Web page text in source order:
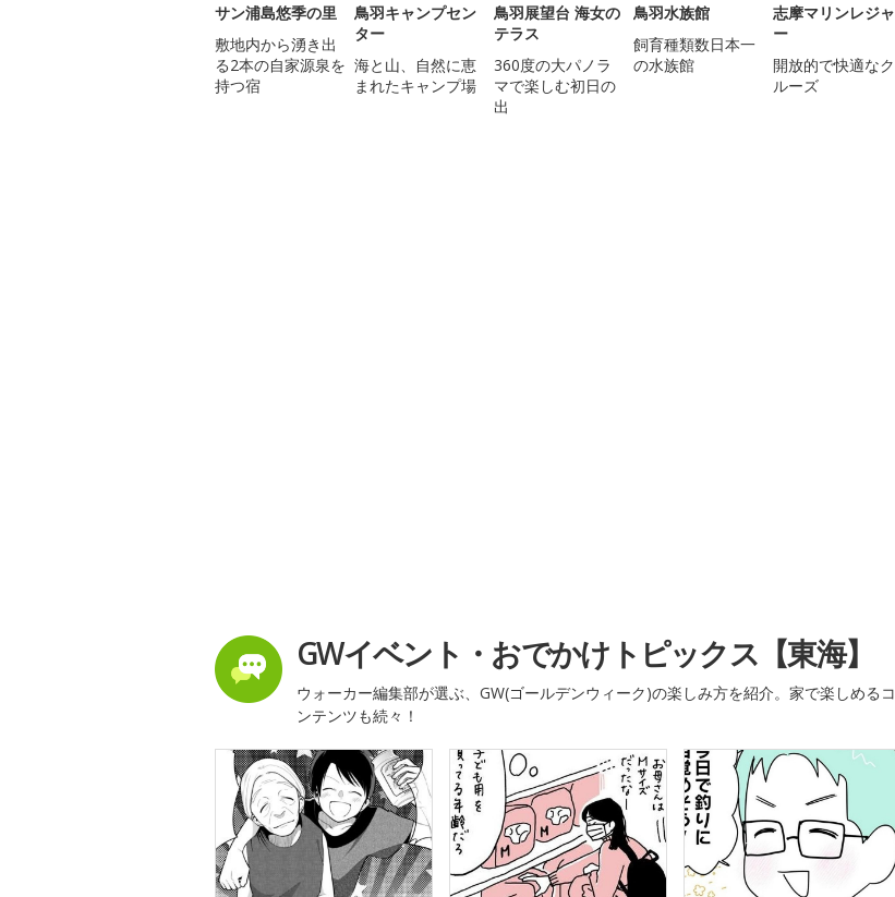
サン浦島悠季の里
敷地内から湧き出
る2本の自家源泉を
持つ宿
鳥羽キャンプセン
ター
海と山、自然に恵
まれたキャンプ場
鳥羽展望台 海女の
テラス
360度の大パノラ
マで楽しむ初日の
出
鳥羽水族館
飼育種類数日本一
の水族館
志摩マリンレジャ
ー
開放的で快適なク
ルーズ
GWイベント・おでかけトピックス【東海】
ウォーカー編集部が選ぶ、GW(ゴールデンウィーク)の楽しみ方を紹介。家で楽しめるコ
ンテンツも続々！